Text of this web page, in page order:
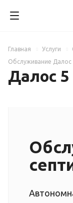
Главная Услуги
Обслуживание Далос
Далос 5